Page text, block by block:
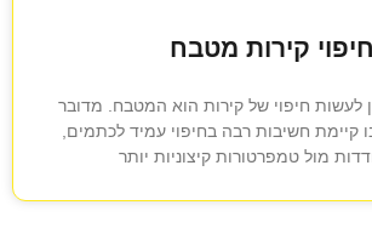
חיפוי קירות מטבח
לעשות חיפוי של קירות הוא המטבח. מדובר
קיימת חשיבות רבה בחיפוי עמיד לכתמים,
מול טמפרטורות קיצוניות יותר